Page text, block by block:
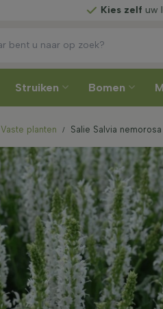
uw leverweek
Struiken Bomen
Vaste planten Salie Salvia